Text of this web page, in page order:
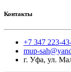
Контакты
+7 347 223-
mup-
г. Уфа, ул.